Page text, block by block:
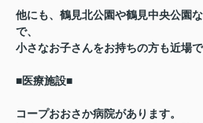
他にも、鶴見北公園や鶴見中央公園
で、
小さなお子さんをお持ちの方も近場
■医療施設■
コープおおさか病院があります。